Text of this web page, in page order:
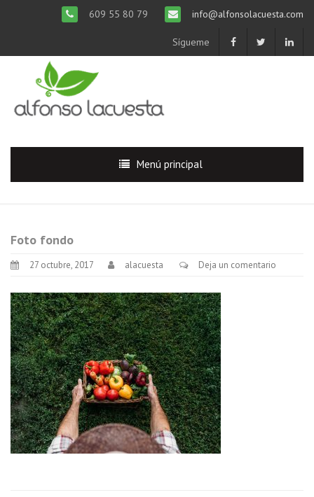
609 55 80 79 info@alfonsolacuesta.com
Sígueme
Menú principal
Foto fondo
27 octubre, 2017 alacuesta Deja un comentario